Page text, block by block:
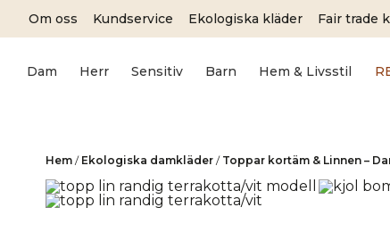
Om oss Kundservice Ekologiska kläder Fair trade
Dam Herr Sensitiv Barn Hem & Livsstil
Hem / Ekologiska damkläder / Toppar kortäm & Linnen –